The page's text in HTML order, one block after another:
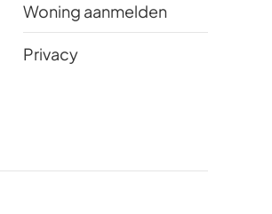
Woning aanmelden
Privacy